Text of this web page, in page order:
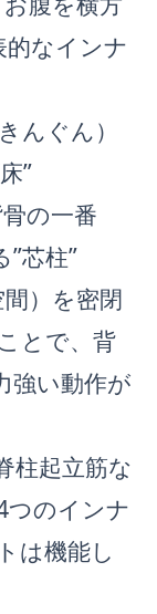
的なインナ
んぐん）
”
の一番
芯柱”
）を密閉
とで、背
強い動作が
柱起立筋な
つのインナ
は機能し